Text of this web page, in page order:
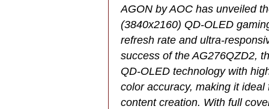
AGON by AOC has unveiled
(3840x2160) QD-OLED
refresh rate and ultra-
success of the AG276QZD2,
QD-OLED technology with
color accuracy, making it
content creation. With full